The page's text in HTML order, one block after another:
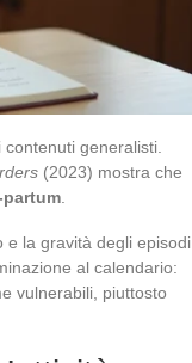
generalisti.
(2023) mostra che
e la gravità degli episodi
al calendario:
vulnerabili, piuttosto